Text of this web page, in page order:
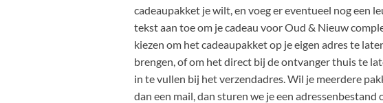
cadeaupakket je wilt, en voeg er eventueel nog een
tekst aan toe om je cadeau voor Oud & Nieuw
kiezen om het cadeaupakket op je eigen adres te
brengen, of om het direct bij de ontvanger thuis te
in te vullen bij het verzendadres. Wil je meerdere
dan een mail, dan sturen we je een adressenbestand